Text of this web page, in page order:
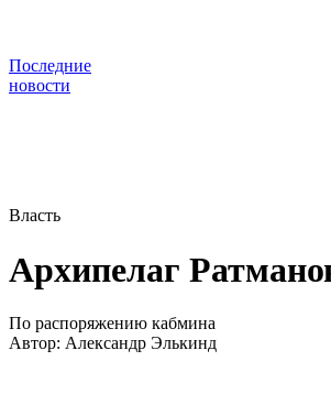
Последние
новости
Власть
Архипелаг
По распоряжению кабмина
Автор: Александр Элькинд